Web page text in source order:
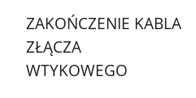
ZAKOŃCZENIE KABLA
ZŁĄCZA
WTYKOWEGO